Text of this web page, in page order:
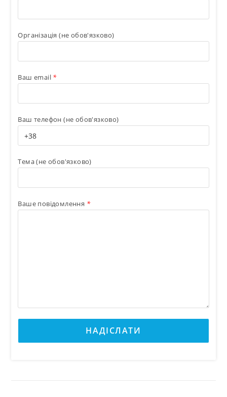
Організація (не обов'язково)
Ваш email *
Ваш телефон (не обов'язково)
Тема (не обов'язково)
Ваше повідомлення *